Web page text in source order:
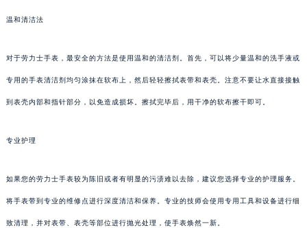
温和清洁法
对于劳力士手表，最安全的方法是使用温和的清洁剂。首先，可以将少量温和的洗手液或
专用的手表清洁剂均匀涂抹在软布上，然后轻轻擦拭表带和表壳。注意不要让水直接接触
到表壳内部和指针部分，以免造成损坏。擦拭完毕后，用干净的软布擦干即可。
专业护理
如果您的劳力士手表较为陈旧或者有明显的污渍难以去除，建议您选择专业的护理服务。
将手表带到专业的维修点进行深度清洁和保养。专业的技师会使用专用工具和设备进行细
致清理，并对表带、表壳等部位进行抛光处理，使手表焕然一新。